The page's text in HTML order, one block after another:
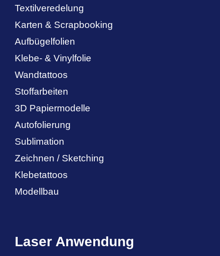
Textilveredelung
Karten & Scrapbooking
Aufbügelfolien
Klebe- & Vinylfolie
Wandtattoos
Stoffarbeiten
3D Papiermodelle
Autofolierung
Sublimation
Zeichnen / Sketching
Klebetattoos
Modellbau
Laser Anwendung